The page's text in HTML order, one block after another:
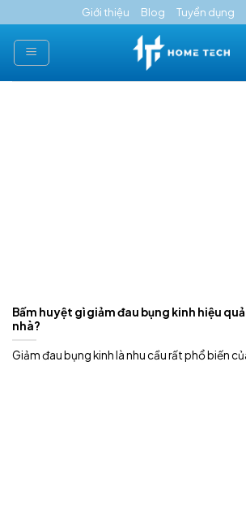
to
content
Giới thiệu Blog Tuyển dụng
Bấm huyệt gì giảm đau bụng kinh hiệu
nhà?
Giảm đau bụng kinh là nhu cầu rất phổ biến